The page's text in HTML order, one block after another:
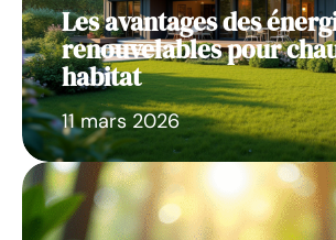
Les avantages des
renouvelables pour
habitat
11 mars 2026